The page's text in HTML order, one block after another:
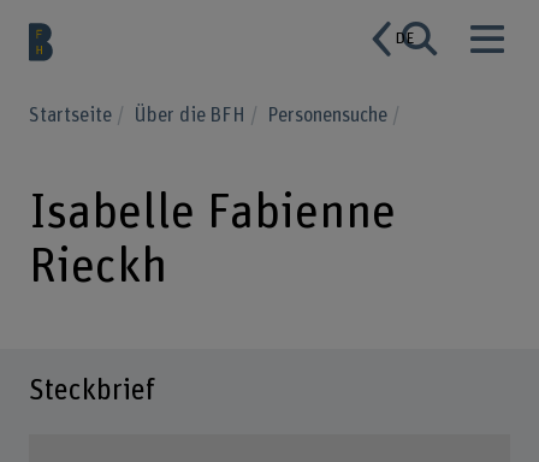
DE
Startseite Über die BFH Personensuche
Isabelle Fabienne
Rieckh
Steckbrief